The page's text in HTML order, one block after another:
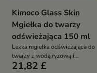
Kimoco Glass Skin
Mgiełka do twarzy
odświeżająca 150 ml
Lekka mgiełka odświeżająca do
twarzy z wodą ryżową i
ekstraktem Yuzu, która pomaga
21,82 £